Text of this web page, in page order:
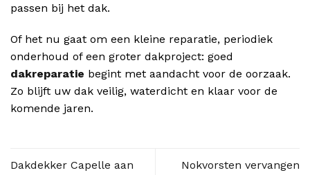
passen bij het dak.
Of het nu gaat om een kleine reparatie, periodiek
onderhoud of een groter dakproject: goed
dakreparatie begint met aandacht voor de oorzaak.
Zo blijft uw dak veilig, waterdicht en klaar voor de
komende jaren.
Dakdekker Capelle aan
Nokvorsten vervangen